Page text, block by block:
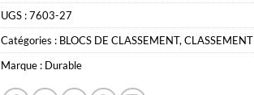
UGS :7603-27
Catégories : BLOCS DE CLASSEMENT,CLASSEMENT
Marque : Durable